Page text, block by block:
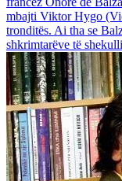
mbajti Viktor Hygo
tronditës. Ai tha se
shkrimtarëve të